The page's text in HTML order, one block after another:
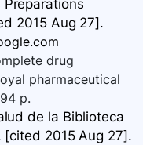
2015 Aug 27].
drug
pharmaceutical
p.
de la Biblioteca
2015 Aug 27].